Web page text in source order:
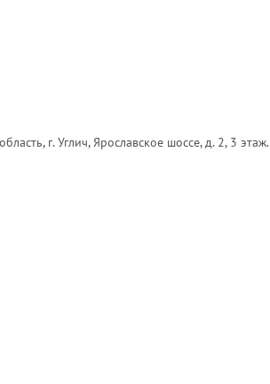
г. Углич, Ярославское шоссе, д. 2, 3 этаж.